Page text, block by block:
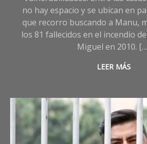
no hay espacio y se ubican en
que recorro buscando a Manu,
los 81 fallecidos en el incendio
Miguel en 2010.
LEER MÁS